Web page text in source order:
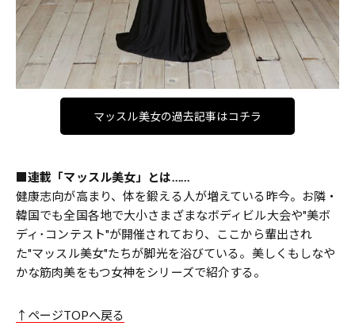
マッスル美女の過去記事はコチラ
■連載「マッスル美女」とは……
健康志向が高まり、体を鍛える人が増えている昨今。お隣・
韓国でも全国各地で大小さまざまなボディビル大会や"美ボ
ディ･コンテスト"が開催されており、ここから輩出され
た"マッスル美女"たちが脚光を浴びている。美しくもしなや
かな筋肉美をもつ女神をシリーズで紹介する。
↑ページTOPへ戻る